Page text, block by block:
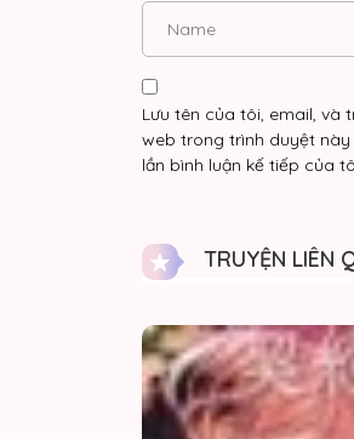
Lưu tên của tôi, email, và
web trong trình duyệt này
lần bình luận kế tiếp của
TRUYỆN LIÊN